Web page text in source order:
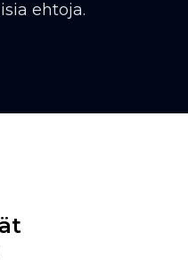
ehtoja.